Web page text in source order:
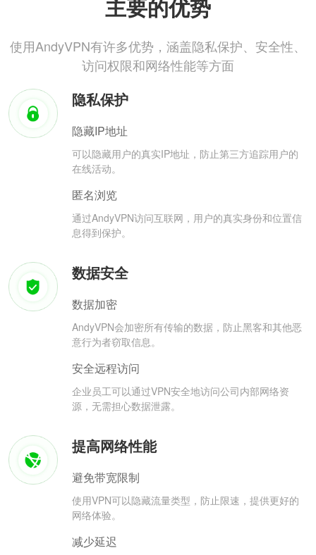
主要的优势
使用AndyVPN有许多优势，涵盖隐私保护、安全性、
访问权限和网络性能等方面
隐私保护
隐藏IP地址
可以隐藏用户的真实IP地址，防止第三方追踪用户的
在线活动。
匿名浏览
通过AndyVPN访问互联网，用户的真实身份和位置信
息得到保护。
数据安全
数据加密
AndyVPN会加密所有传输的数据，防止黑客和其他恶
意行为者窃取信息。
安全远程访问
企业员工可以通过VPN安全地访问公司内部网络资
源，无需担心数据泄露。
提高网络性能
避免带宽限制
使用VPN可以隐藏流量类型，防止限速，提供更好的
网络体验。
减少延迟